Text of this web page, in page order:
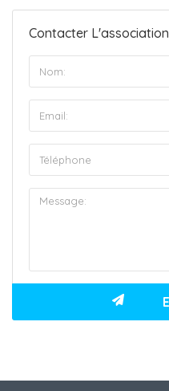
Contacter L'association